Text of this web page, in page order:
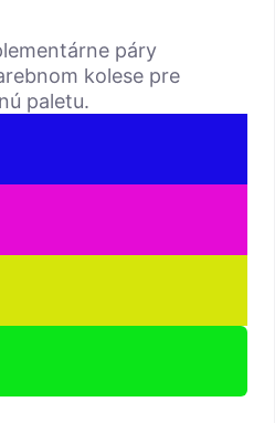
páry
kolese pre
paletu.